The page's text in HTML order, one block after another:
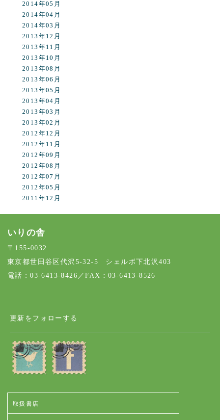
2014年05月
2014年04月
2014年03月
2013年12月
2013年11月
2013年10月
2013年08月
2013年06月
2013年05月
2013年04月
2013年03月
2013年02月
2012年12月
2012年11月
2012年09月
2012年08月
2012年07月
2012年05月
2011年12月
いりの舎
〒155-0032
東京都世田谷区代沢5-32-5 シェルボ下北沢403
電話：03-6413-8426／FAX：03-6413-8526
更新をフォローする
取扱書店